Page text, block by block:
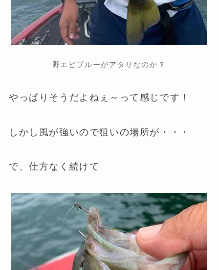
野エビブルーがアタリなのか？
やっぱりそうだよねぇ～って感じです！
しかし風が強いので狙いの場所が・・・
で、仕方なく続けて